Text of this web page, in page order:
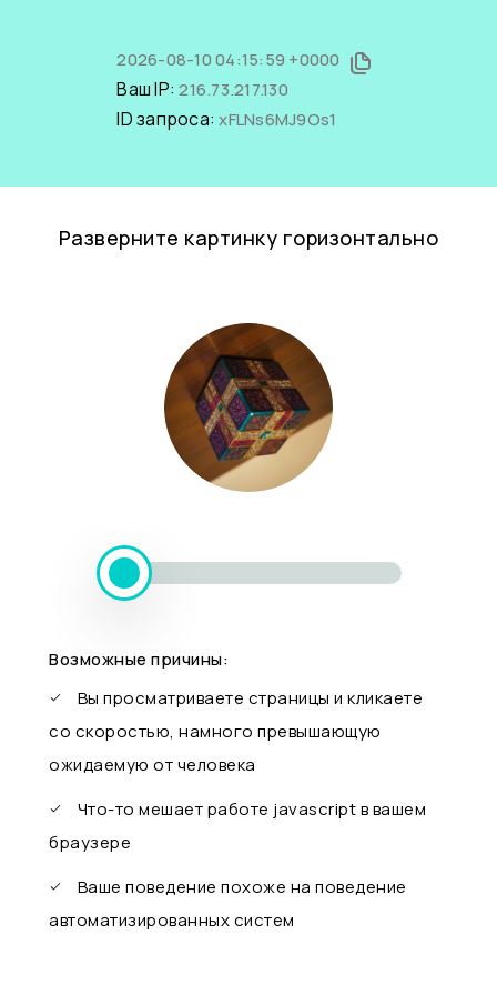
2026-08-10 04:15:59 +0000
Ваш IP:216.73.217.130
ID запроса:xFLNs6MJ9Os1
Разверните картинку горизонтально
Возможные причины:
Вы просматриваете страницы и кликаете
со скоростью, намного превышающую
ожидаемую от человека
Что-то мешает работе javascript в вашем
браузере
Ваше поведение похоже на поведение
автоматизированных систем